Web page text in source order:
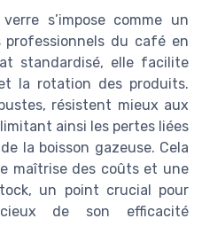
s’impose comme un
du café en
standardisé, elle facilite
la rotation des produits.
résistent mieux aux
ainsi les pertes liées
la boisson gazeuse. Cela
maîtrise des coûts et une
un point crucial pour
de son efficacité